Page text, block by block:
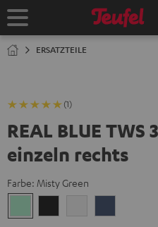
Startseite
ERSATZTEILE
(1)
REAL BLUE
einzeln rechts
Farbe: Misty Green
Green
White